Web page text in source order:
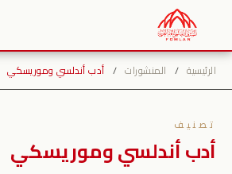
المحتوى
الرئيسية / المنشورات / أدب أندلسي وموريسكي
تصنيف
أدب أندلسي وموريسكي